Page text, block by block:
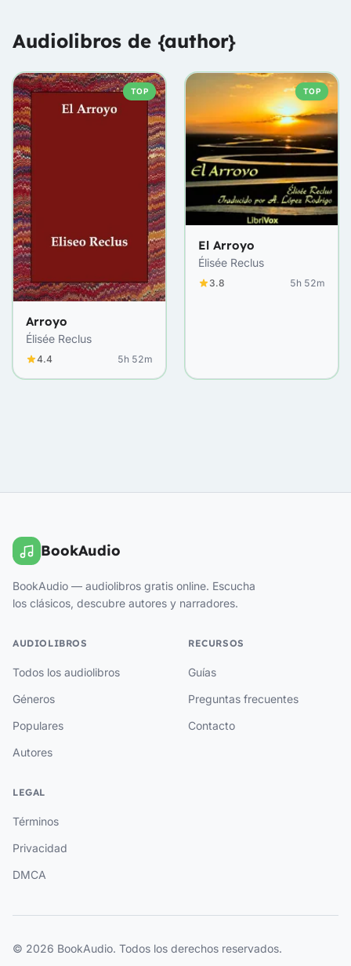
Audiolibros de {author}
TOP
Arroyo
Élisée Reclus
4.4 5h 52m
TOP
El Arroyo
Élisée Reclus
3.8 5h 52m
BookAudio
BookAudio — audiolibros gratis online. Escucha
los clásicos, descubre autores y narradores.
AUDIOLIBROS
Todos los audiolibros
Géneros
Populares
Autores
RECURSOS
Guías
Preguntas frecuentes
Contacto
LEGAL
Términos
Privacidad
DMCA
© 2026 BookAudio. Todos los derechos reservados.